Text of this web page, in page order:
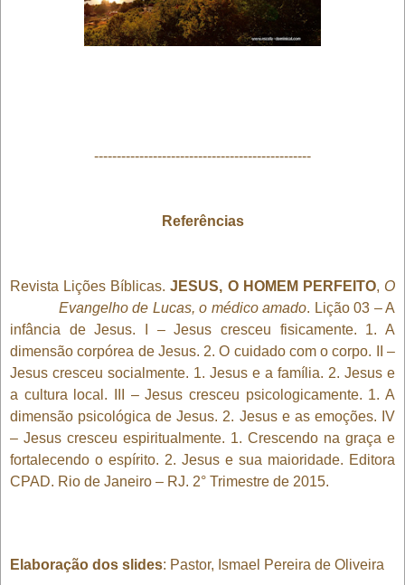
------------------------------------------------
Referências
Revista Lições Bíblicas.JESUS, O HOMEM PERFEITO, O
Evangelho de Lucas, o médico amado. Lição 03 – A
infância de Jesus. I – Jesus cresceu fisicamente. 1. A
dimensão corpórea de Jesus. 2. O cuidado com o corpo. II –
Jesus cresceu socialmente. 1. Jesus e a família. 2. Jesus e
a cultura local. III – Jesus cresceu psicologicamente. 1. A
dimensão psicológica de Jesus. 2. Jesus e as emoções. IV
– Jesus cresceu espiritualmente. 1. Crescendo na graça e
fortalecendo o espírito. 2. Jesus e sua maioridade. Editora
CPAD. Rio de Janeiro – RJ. 2° Trimestre de 2015.
Elaboração dos slides: Pastor, Ismael Pereira de Oliveira